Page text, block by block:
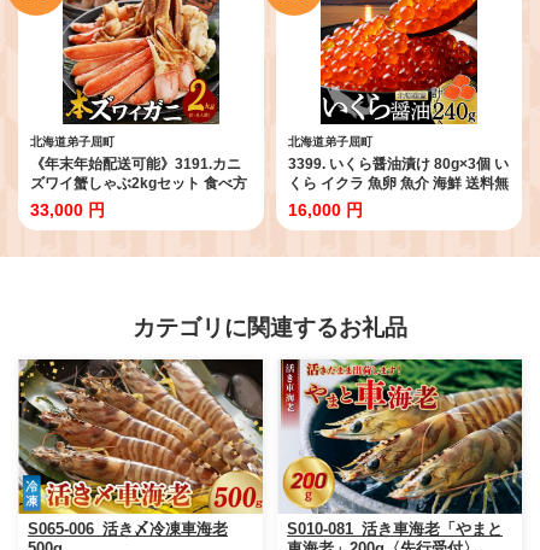
北海道弟子屈町
《年末年始配送可能》3191.カニ
ズワイ蟹しゃぶ2kgセット 食べ方
ガイド付 生食 生食可 約6～8人前
カニ かに 蟹 海鮮 鍋 カニしゃぶし
ガニ ずわいがに ずわい蟹 送料無
33,000 円
北海道弟子屈町
3399. いくら醤油漬け 80g×3個 い
くら イクラ 魚卵 魚介 海鮮 送料無
料 北海道 弟子屈町
16,000 円
カテゴリに関連するお礼品
S065-006_活き〆冷凍車海老
S010-081_活き車海老「やまと